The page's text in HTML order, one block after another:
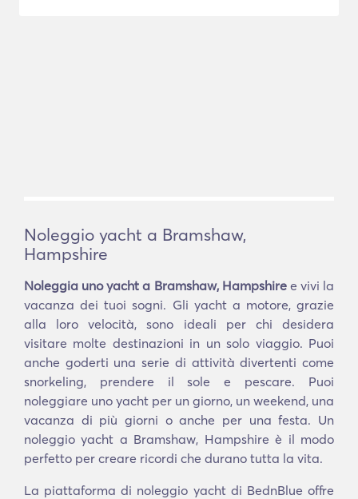
Noleggio yacht a Bramshaw,
Hampshire
Noleggia uno yacht a Bramshaw, Hampshiree vivi la
vacanza dei tuoi sogni. Gli yacht a motore, grazie
alla loro velocità, sono ideali per chi desidera
visitare molte destinazioni in un solo viaggio. Puoi
anche goderti una serie di attività divertenti come
snorkeling, prendere il sole e pescare. Puoi
noleggiare uno yacht per un giorno, un weekend, una
vacanza di più giorni o anche per una festa. Un
noleggio yacht a Bramshaw, Hampshire è il modo
perfetto per creare ricordi che durano tutta la vita.
La piattaforma di noleggio yacht di BednBlue offre